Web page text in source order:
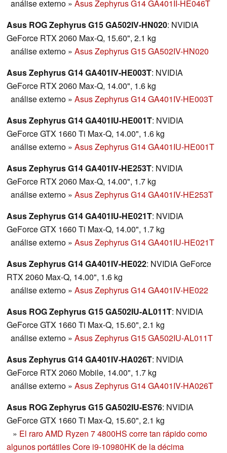
análise externo » Asus Zephyrus G14 GA401II-HE046T
Asus ROG Zephyrus G15 GA502IV-HN020: NVIDIA
GeForce RTX 2060 Max-Q, 15.60", 2.1 kg
análise externo » Asus Zephyrus G15 GA502IV-HN020
Asus Zephyrus G14 GA401IV-HE003T: NVIDIA
GeForce RTX 2060 Max-Q, 14.00", 1.6 kg
análise externo » Asus Zephyrus G14 GA401IV-HE003T
Asus Zephyrus G14 GA401IU-HE001T: NVIDIA
GeForce GTX 1660 Ti Max-Q, 14.00", 1.6 kg
análise externo » Asus Zephyrus G14 GA401IU-HE001T
Asus Zephyrus G14 GA401IV-HE253T: NVIDIA
GeForce RTX 2060 Max-Q, 14.00", 1.7 kg
análise externo » Asus Zephyrus G14 GA401IV-HE253T
Asus Zephyrus G14 GA401IU-HE021T: NVIDIA
GeForce GTX 1660 Ti Max-Q, 14.00", 1.7 kg
análise externo » Asus Zephyrus G14 GA401IU-HE021T
Asus Zephyrus G14 GA401IV-HE022: NVIDIA GeForce
RTX 2060 Max-Q, 14.00", 1.6 kg
análise externo » Asus Zephyrus G14 GA401IV-HE022
Asus ROG Zephyrus G15 GA502IU-AL011T: NVIDIA
GeForce GTX 1660 Ti Max-Q, 15.60", 2.1 kg
análise externo » Asus Zephyrus G15 GA502IU-AL011T
Asus Zephyrus G14 GA401IV-HA026T: NVIDIA
GeForce RTX 2060 Mobile, 14.00", 1.7 kg
análise externo » Asus Zephyrus G14 GA401IV-HA026T
Asus ROG Zephyrus G15 GA502IU-ES76: NVIDIA
GeForce GTX 1660 Ti Max-Q, 15.60", 2.1 kg
» El raro AMD Ryzen 7 4800HS corre tan rápido como
algunos portátiles Core i9-10980HK de la décima